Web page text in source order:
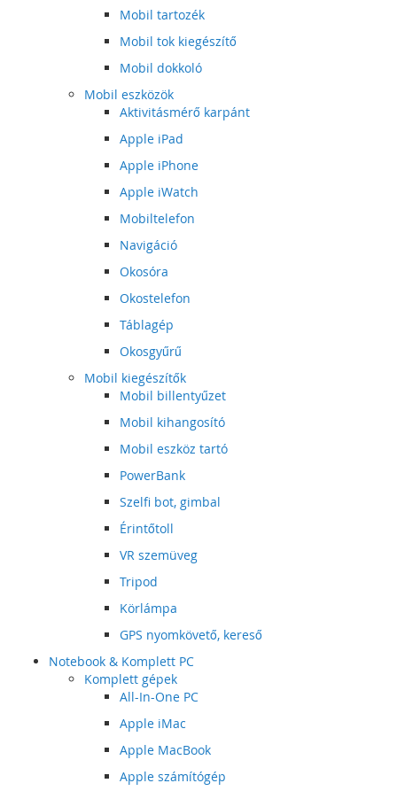
Mobil tartozék
Mobil tok kiegészítő
Mobil dokkoló
Mobil eszközök
Aktivitásmérő karpánt
Apple iPad
Apple iPhone
Apple iWatch
Mobiltelefon
Navigáció
Okosóra
Okostelefon
Táblagép
Okosgyűrű
Mobil kiegészítők
Mobil billentyűzet
Mobil kihangosító
Mobil eszköz tartó
PowerBank
Szelfi bot, gimbal
Érintőtoll
VR szemüveg
Tripod
Körlámpa
GPS nyomkövető, kereső
Notebook & Komplett PC
Komplett gépek
All-In-One PC
Apple iMac
Apple MacBook
Apple számítógép